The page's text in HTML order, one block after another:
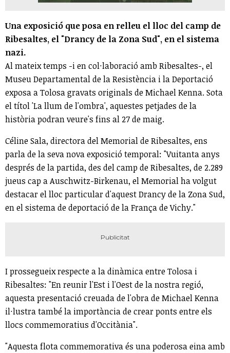
Una exposició que posa en relleu el lloc del camp de
Ribesaltes, el "Drancy de la Zona Sud", en el sistema
nazi.
Al mateix temps -i en col·laboració amb Ribesaltes-, el
Museu Departamental de la Resistència i la Deportació
exposa a Tolosa gravats originals de Michael Kenna. Sota
el títol 'La llum de l'ombra', aquestes petjades de la
història podran veure's fins al 27 de maig.
Céline Sala, directora del Memorial de Ribesaltes, ens
parla de la seva nova exposició temporal: "Vuitanta anys
després de la partida, des del camp de Ribesaltes, de 2.289
jueus cap a Auschwitz-Birkenau, el Memorial ha volgut
destacar el lloc particular d'aquest Drancy de la Zona Sud,
en el sistema de deportació de la França de Vichy."
I prossegueix respecte a la dinàmica entre Tolosa i
Ribesaltes: "En reunir l'Est i l'Oest de la nostra regió,
aquesta presentació creuada de l'obra de Michael Kenna
il·lustra també la importància de crear ponts entre els
llocs commemoratius d'Occitània".
"Aquesta flota commemorativa és una poderosa eina amb